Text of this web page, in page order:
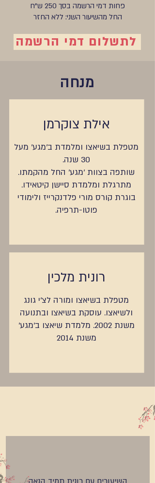
פחות דמי הרשמה בסך 250 ש"ח
החל מהשיעור השני: ללא החזר
לתשלום דמי הרשמה
מנחה
אילת צוקרמן
מטפלת בשיאצו ומלמדת ב'מגע' מעל
30 שנה.
שותפה בצוות 'מגע' החל מהקמתו.
מתרגלת ומלמדת סיישן קיטאידו.
בוגרת קורס מורי פלדנקרייז ולימודי
פוטו-תרפיה.
רונית מלכין
מטפלת בשיאצו ומורה לצ׳י גונג
ולשיאצו. עוסקת בשיאצו ובתנועה
משנת 2002. מלמדת שיאצו ב'מגע'
משנת 2014